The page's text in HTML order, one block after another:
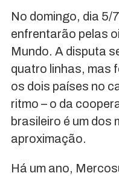
No domingo, dia 5/
enfrentarão pelas
Mundo. A disputa
quatro linhas, mas
os dois países no
ritmo – o da
brasileiro é um dos
aproximação.
Há um ano,